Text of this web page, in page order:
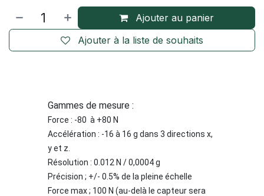
Ajouter au panier
Ajouter à la liste de souhaits
Gammes de mesure :
Force : -80 à +80 N
Accélération : -16 à 16 g dans 3 directions x,
y et z.
Résolution : 0.012 N / 0,0004 g
Précision ; +/- 0.5% de la pleine échelle
Force max ; 100 N (au-delà le capteur sera